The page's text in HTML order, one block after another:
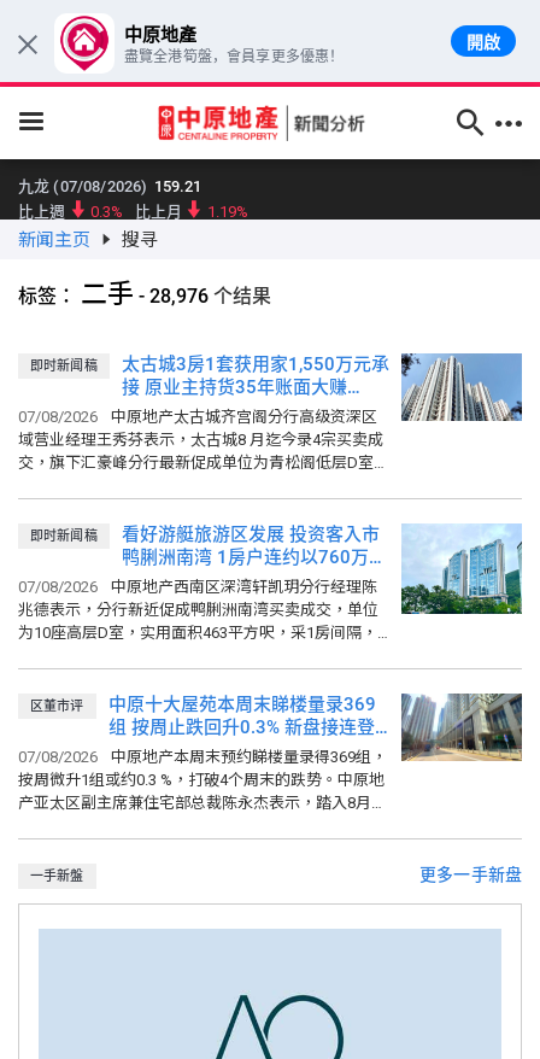
跳至主要內容
九龙 (07/08/2026) 159.21
比上週
0.3% 比上月
1.19%
新界东 (07/08/2026)
新界西 (07/08/2026)142.7
大型单位领先指数 (07/08/2026)159.96
0.66% 比上月
0.05%
中小型单位领先指数 (07/08/2026)159.79
比上週
0.21% 比上月
0.19%
中原城市领先指数 CCL (07/08/2026)159.82
0.06% 比上月
0.18%
港岛 (07/08/2026)161.68
比上週
0.77% 比上月 0.46%
新闻主页 搜寻
标签： 二手 - 28,976 个结果
即时新闻稿
太古城3房1套获用家1,550万元承
接 原业主持货35年账面大赚
1,250万元
07/08/2026
中原地产太古城齐宫阁分行高级资深区
域营业经理王秀芬表示，太古城8 月迄今录4宗买卖成
交，旗下汇豪峰分行最新促成单位为青松阁低层D室买
即时新闻稿
看好游艇旅游区发展 投资客入市
鸭脷洲南湾 1房户连约以760万元
易手 租金回报2.9厘
07/08/2026
中原地产西南区深湾轩凯玥分行经理陈
兆德表示，分行新近促成鸭脷洲南湾买卖成交，单位
为10座高层D室，实用面积463平方呎，采1房间隔，
区董市评
中原十大屋苑本周末睇楼量录369
组 按周止跌回升0.3% 新盘接连登
场抢焦点 预料后市平稳
07/08/2026
中原地产本周末预约睇楼量录得369组，
按周微升1组或约0.3 %，打破4个周末的跌势。中原地
产亚太区副主席兼住宅部总裁陈永杰表示，踏入8月
一手新盤 更多一手新盘
× 中原地產
盡覽全港筍盤，會員享更多優惠！
開啟